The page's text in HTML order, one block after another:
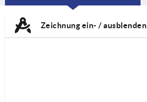
CURRENT
Zeichnung ein- / ausblenden